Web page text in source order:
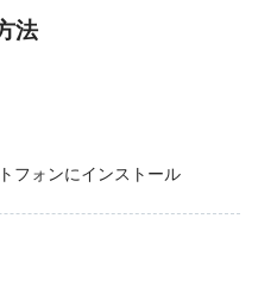
法
フォンにインストール